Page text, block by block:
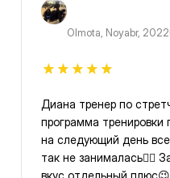
Olmota, Noyabr, 2022
Диана тренер по
программа тренировки
на следующий день
так не занималась👍🏽